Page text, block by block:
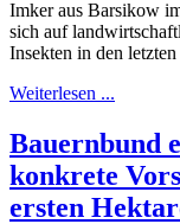
Imker aus Barsikow
sich auf
Insekten in den
Weiterlesen ...
Bauernbund
konkrete
ersten